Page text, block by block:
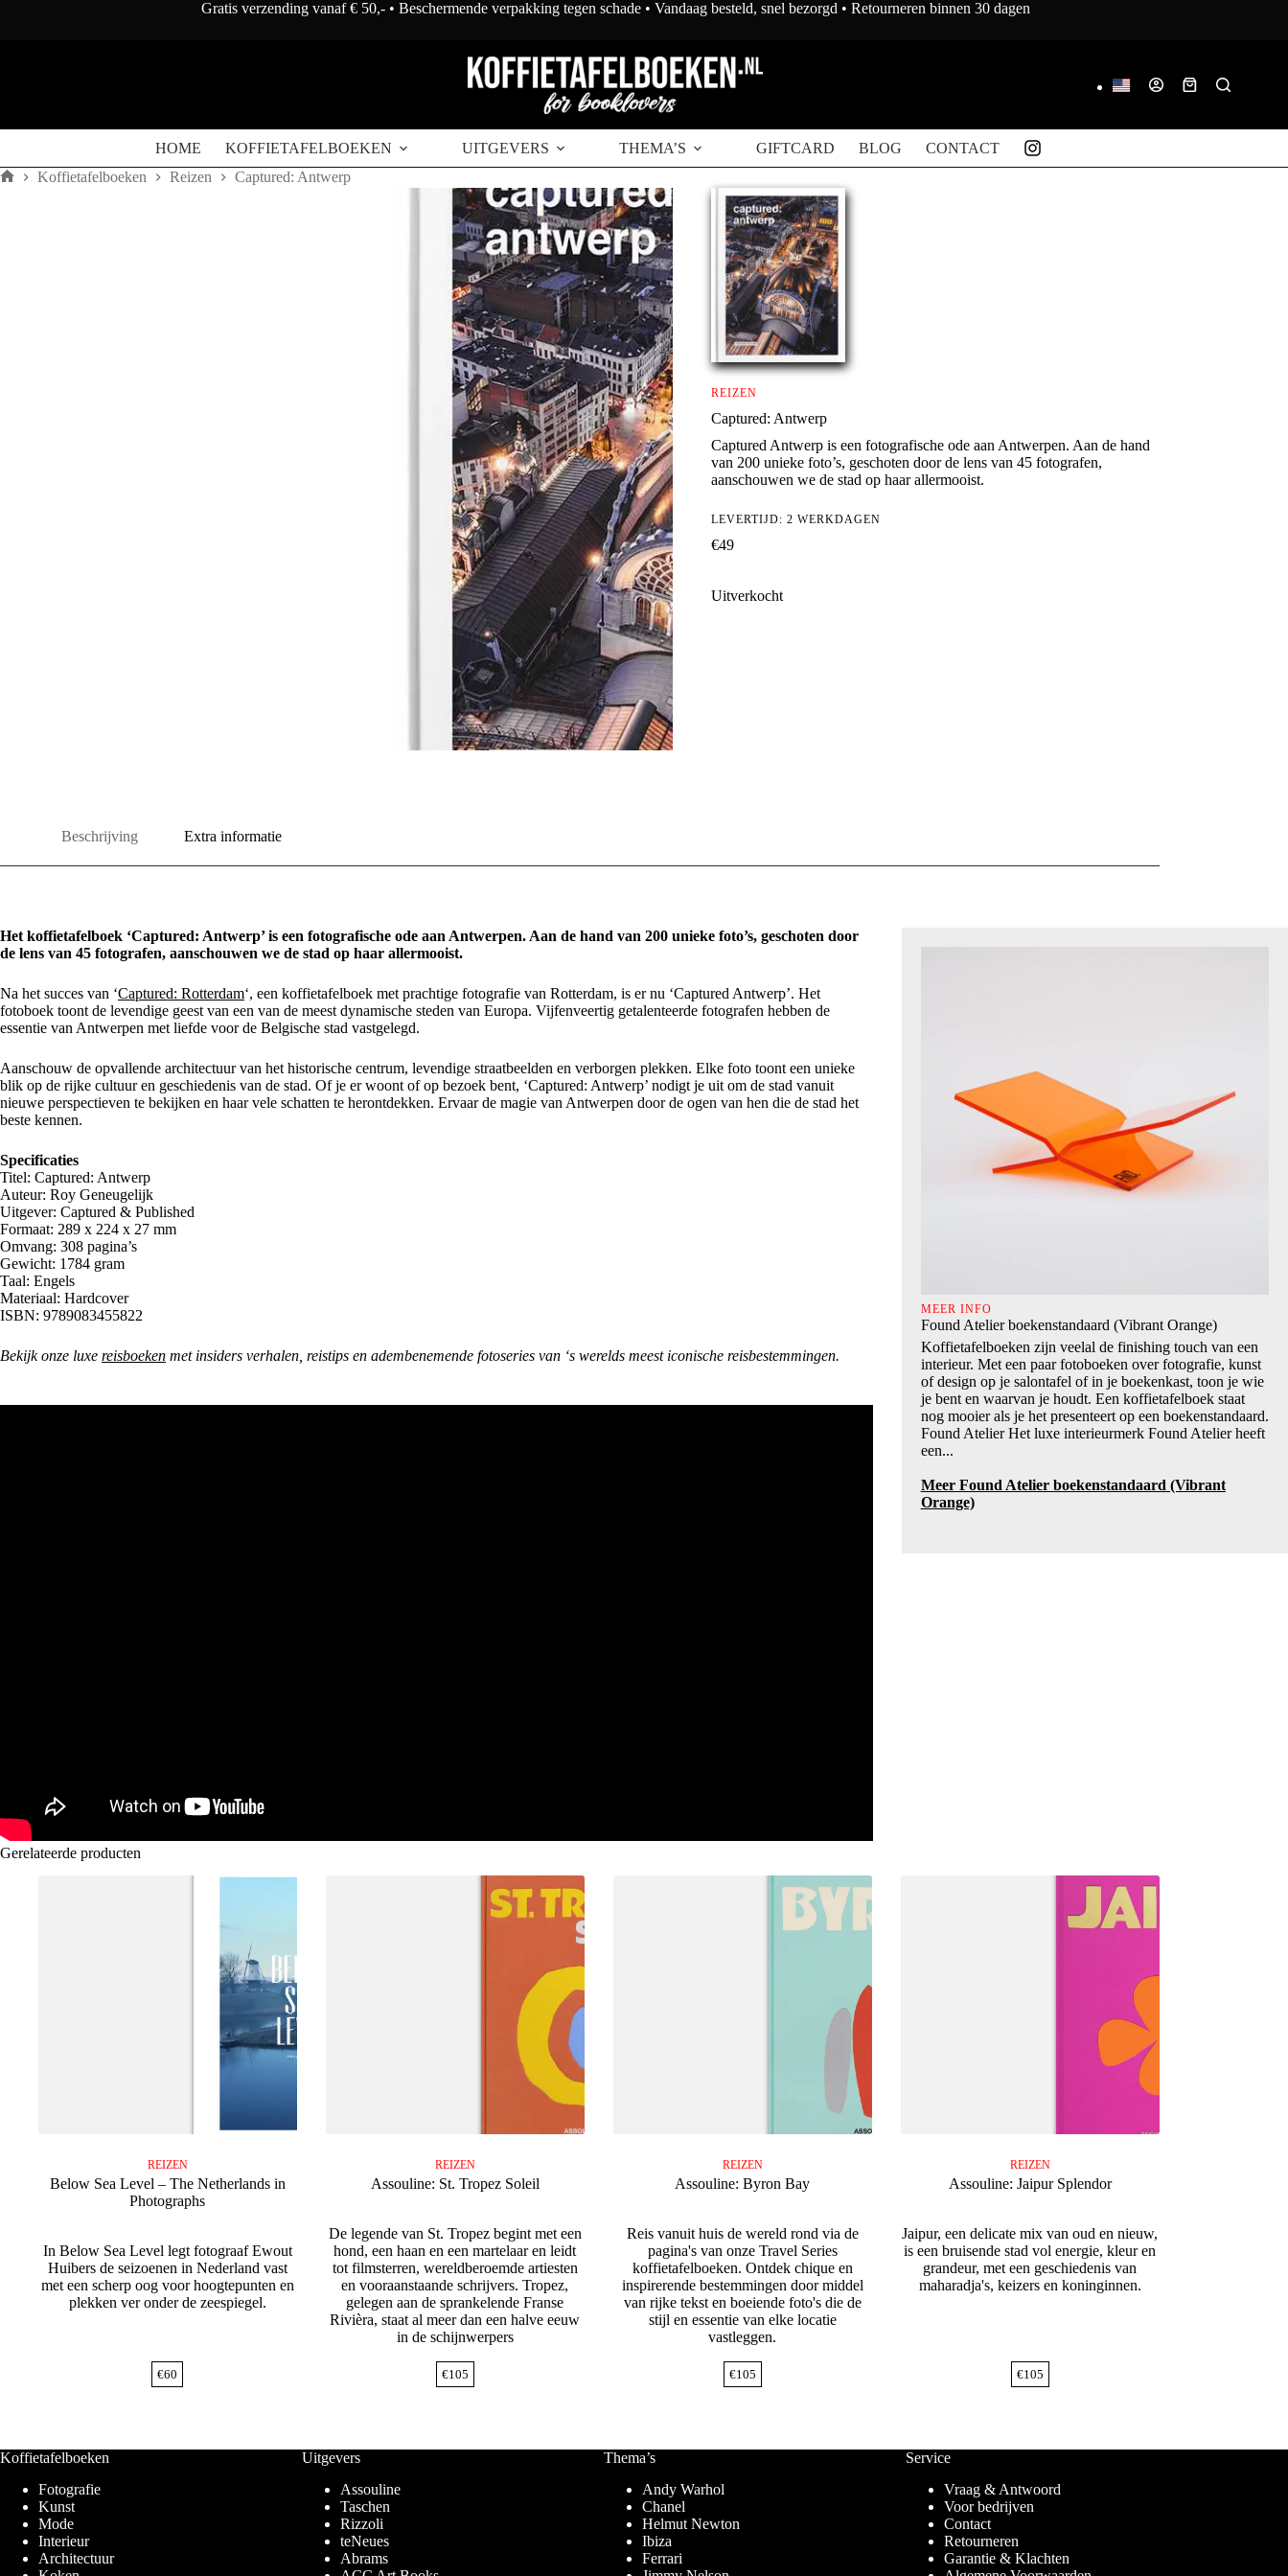
Gratis verzending vanaf € 50,- • Beschermende verpakking tegen schade • Vandaag besteld, snel bezorgd • Retourneren binnen 30 dagen
Winkelwagen
HOME KOFFIETAFELBOEKEN UITGEVERS THEMA’S GIFTCARD BLOG CONTACT
Koffietafelboeken Reizen Captured: Antwerp
REIZEN
Captured: Antwerp
Captured Antwerp is een fotografische ode aan Antwerpen. Aan de hand
van 200 unieke foto’s, geschoten door de lens van 45 fotografen,
aanschouwen we de stad op haar allermooist.
LEVERTIJD: 2 WERKDAGEN
€49
Uitverkocht
Beschrijving Extra informatie
Het koffietafelboek ‘Captured: Antwerp’ is een fotografische ode aan Antwerpen. Aan de hand van 200 unieke foto’s, geschoten door
de lens van 45 fotografen, aanschouwen we de stad op haar allermooist.
Na het succes van ‘Captured: Rotterdam‘, een koffietafelboek met prachtige fotografie van Rotterdam, is er nu ‘Captured Antwerp’. Het
fotoboek toont de levendige geest van een van de meest dynamische steden van Europa. Vijfenveertig getalenteerde fotografen hebben de
essentie van Antwerpen met liefde voor de Belgische stad vastgelegd.
Aanschouw de opvallende architectuur van het historische centrum, levendige straatbeelden en verborgen plekken. Elke foto toont een unieke
blik op de rijke cultuur en geschiedenis van de stad. Of je er woont of op bezoek bent, ‘Captured: Antwerp’ nodigt je uit om de stad vanuit
nieuwe perspectieven te bekijken en haar vele schatten te herontdekken. Ervaar de magie van Antwerpen door de ogen van hen die de stad het
beste kennen.
Specificaties
Titel: Captured: Antwerp
Auteur: Roy Geneugelijk
Uitgever: Captured & Published
Formaat: 289 x 224 x 27 mm
Omvang: 308 pagina’s
Gewicht: 1784 gram
Taal: Engels
Materiaal: Hardcover
ISBN: 9789083455822
Bekijk onze luxe reisboeken met insiders verhalen, reistips en adembenemende fotoseries van ‘s werelds meest iconische reisbestemmingen.
MEER INFO
Found Atelier boekenstandaard (Vibrant Orange)
Koffietafelboeken zijn veelal de finishing touch van een
interieur. Met een paar fotoboeken over fotografie, kunst
of design op je salontafel of in je boekenkast, toon je wie
je bent en waarvan je houdt. Een koffietafelboek staat
nog mooier als je het presenteert op een boekenstandaard.
Found Atelier Het luxe interieurmerk Found Atelier heeft
een...
Meer Found Atelier boekenstandaard (Vibrant
Orange)
Gerelateerde producten
REIZEN
Below Sea Level – The Netherlands in
Photographs
In Below Sea Level legt fotograaf Ewout
Huibers de seizoenen in Nederland vast
met een scherp oog voor hoogtepunten en
plekken ver onder de zeespiegel.
€60
REIZEN
Assouline: St. Tropez Soleil
De legende van St. Tropez begint met een
hond, een haan en een martelaar en leidt
tot filmsterren, wereldberoemde artiesten
en vooraanstaande schrijvers. Tropez,
gelegen aan de sprankelende Franse
Rivièra, staat al meer dan een halve eeuw
in de schijnwerpers
€105
REIZEN
Assouline: Byron Bay
Reis vanuit huis de wereld rond via de
pagina's van onze Travel Series
koffietafelboeken. Ontdek chique en
inspirerende bestemmingen door middel
van rijke tekst en boeiende foto's die de
stijl en essentie van elke locatie
vastleggen.
€105
REIZEN
Assouline: Jaipur Splendor
Jaipur, een delicate mix van oud en nieuw,
is een bruisende stad vol energie, kleur en
grandeur, met een geschiedenis van
maharadja's, keizers en koninginnen.
€105
Koffietafelboeken
Fotografie
Kunst
Mode
Interieur
Architectuur
Uitgevers
Assouline
Taschen
Rizzoli
teNeues
Abrams
Thema’s
Andy Warhol
Chanel
Helmut Newton
Ibiza
Ferrari
Service
Vraag & Antwoord
Voor bedrijven
Contact
Retourneren
Garantie & Klachten